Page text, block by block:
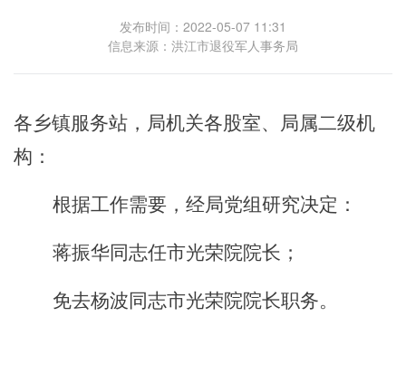
发布时间：2022-05-07 11:31
信息来源：洪江市退役军人事务局
各乡镇服务站 ，局机关各股室、局属二级机
构：
根据工作需要， 经局党组研究决定：
蒋振华同志任市光荣院院长；
免去杨波同志市光荣院院长职务。